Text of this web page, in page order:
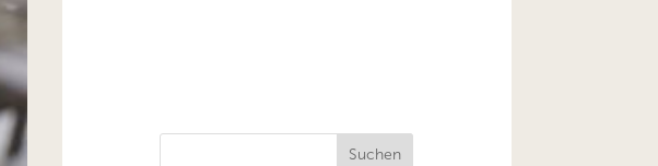
Suchen